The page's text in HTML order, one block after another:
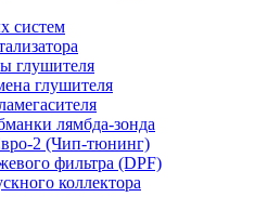
систем
глушителя
глушителя
лямбда-зонда
2 (Чип-тюнинг)
фильтра (DPF)
коллектора